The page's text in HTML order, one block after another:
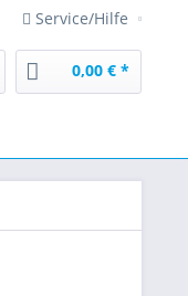
Service/Hilfe
0,00 € *